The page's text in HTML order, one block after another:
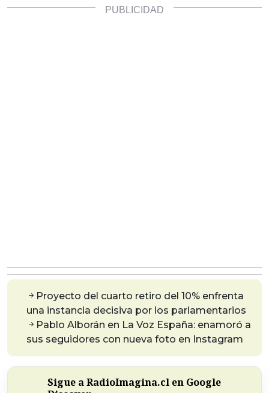
Proyecto del cuarto retiro del 10% enfrenta
una instancia decisiva por los parlamentarios
Pablo Alborán en La Voz España: enamoró a
sus seguidores con nueva foto en Instagram
Sigue a RadioImagina.cl en Google